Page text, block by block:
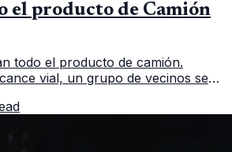
el producto de Camión
todo el producto de camión.
vial, un grupo de vecinos se
Un